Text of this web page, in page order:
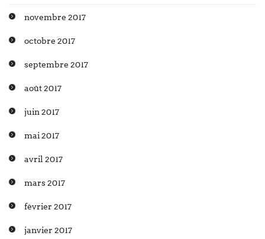
novembre 2017
octobre 2017
septembre 2017
août 2017
juin 2017
mai 2017
avril 2017
mars 2017
février 2017
janvier 2017